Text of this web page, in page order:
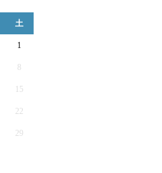
土
1
15
22
29